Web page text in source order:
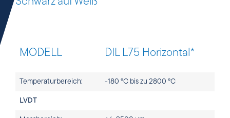
MODELL DIL L75 Horizontal*
Temperaturbereich: -180 °C bis zu 2800 °C
LVDT